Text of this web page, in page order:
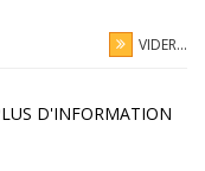
VIDER...
D'INFORMATION